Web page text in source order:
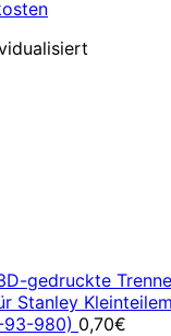
gedruckte
Stanley
93-980) 0,70€